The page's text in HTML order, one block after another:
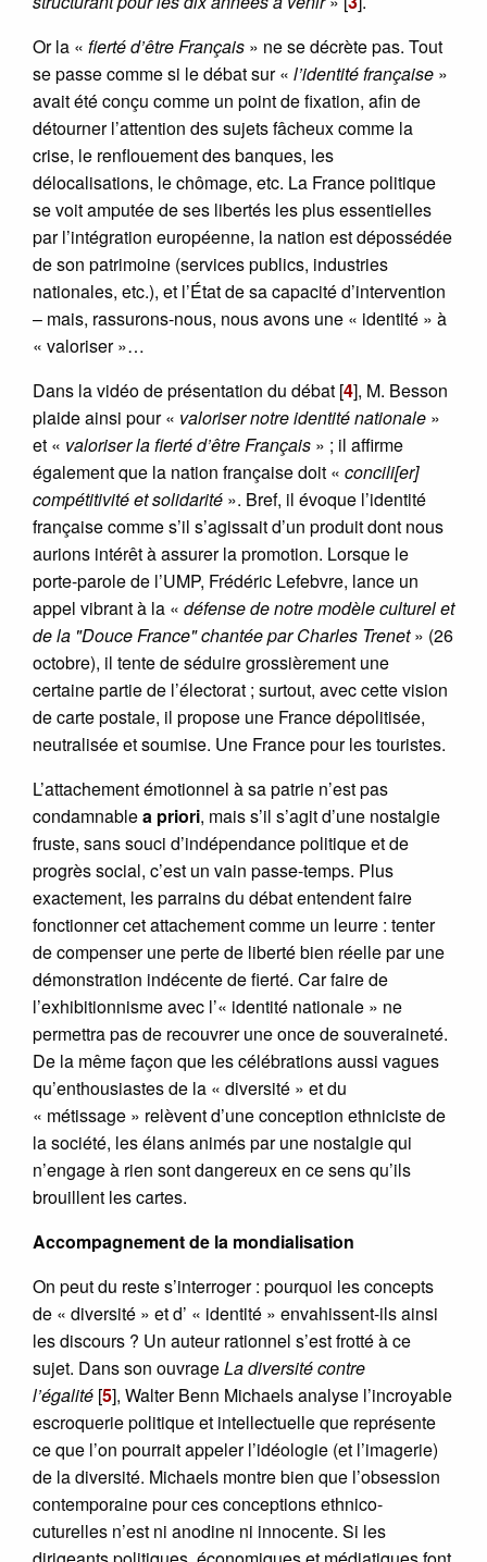
Or la « fierté d’être Français » ne se décrète pas. Tout
se passe comme si le débat sur « l’identité française »
avait été conçu comme un point de fixation, afin de
détourner l’attention des sujets fâcheux comme la
crise, le renflouement des banques, les
délocalisations, le chômage, etc. La France politique
se voit amputée de ses libertés les plus essentielles
par l’intégration européenne, la nation est dépossédée
de son patrimoine (services publics, industries
nationales, etc.), et l’État de sa capacité d’intervention
– mais, rassurons-nous, nous avons une « identité » à
« valoriser »…
Dans la vidéo de présentation du débat [4], M. Besson
plaide ainsi pour « valoriser notre identité nationale »
et « valoriser la fierté d’être Français » ; il affirme
également que la nation française doit « concili[er]
compétitivité et solidarité ». Bref, il évoque l’identité
française comme s’il s’agissait d’un produit dont nous
aurions intérêt à assurer la promotion. Lorsque le
porte-parole de l’UMP, Frédéric Lefebvre, lance un
appel vibrant à la « défense de notre modèle culturel et
de la "Douce France" chantée par Charles Trenet» (26
octobre), il tente de séduire grossièrement une
certaine partie de l’électorat ; surtout, avec cette vision
de carte postale, il propose une France dépolitisée,
neutralisée et soumise. Une France pour les touristes.
L’attachement émotionnel à sa patrie n’est pas
condamnablea priori, mais s’il s’agit d’une nostalgie
fruste, sans souci d’indépendance politique et de
progrès social, c’est un vain passe-temps. Plus
exactement, les parrains du débat entendent faire
fonctionner cet attachement comme un leurre : tenter
de compenser une perte de liberté bien réelle par une
démonstration indécente de fierté. Car faire de
l’exhibitionnisme avec l’« identité nationale » ne
permettra pas de recouvrer une once de souveraineté.
De la même façon que les célébrations aussi vagues
qu’enthousiastes de la « diversité » et du
« métissage » relèvent d’une conception ethniciste de
la société, les élans animés par une nostalgie qui
n’engage à rien sont dangereux en ce sens qu’ils
brouillent les cartes.
Accompagnement de la mondialisation
On peut du reste s’interroger : pourquoi les concepts
de « diversité » et d’ « identité » envahissent-ils ainsi
les discours ? Un auteur rationnel s’est frotté à ce
sujet. Dans son ouvrageLa diversité contre
l’égalité [5], Walter Benn Michaels analyse l’incroyable
escroquerie politique et intellectuelle que représente
ce que l’on pourrait appeler l’idéologie (et l’imagerie)
de la diversité. Michaels montre bien que l’obsession
contemporaine pour ces conceptions ethnico-
cuturelles n’est ni anodine ni innocente. Si les